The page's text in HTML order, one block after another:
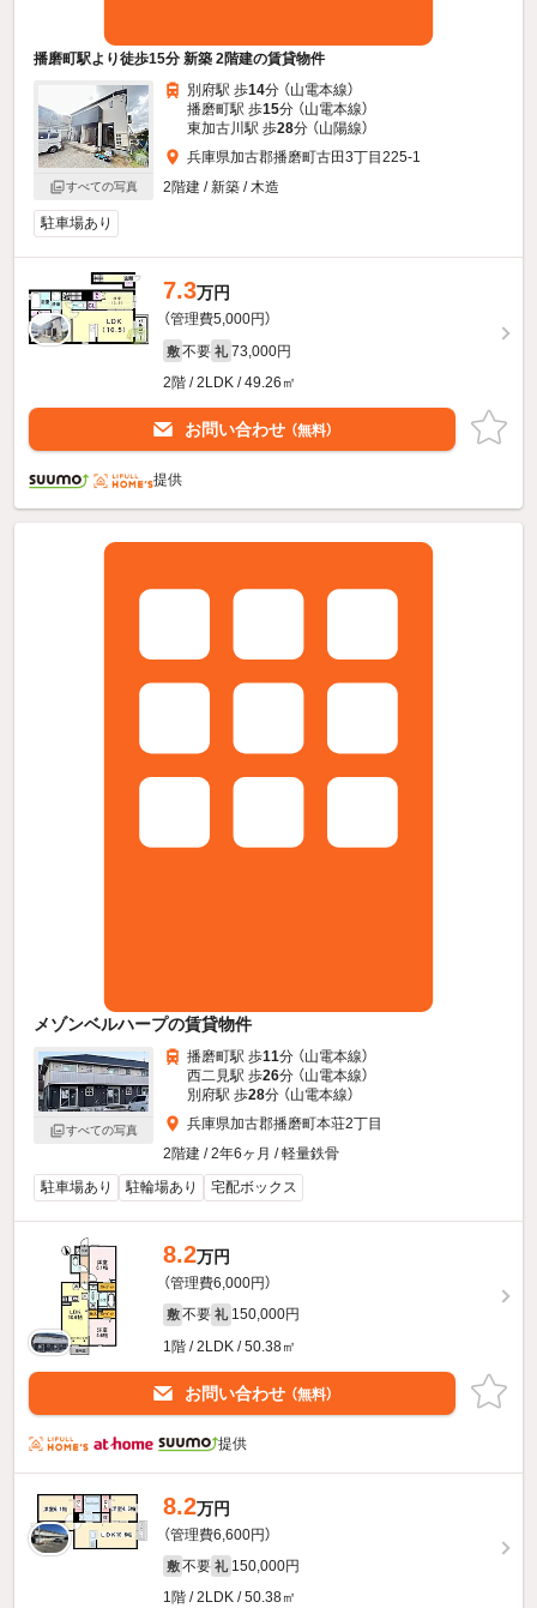
播磨町駅より徒歩15分 新築 2階建の賃貸物件
すべての写真
別府駅 歩14分 （山電本線）
播磨町駅 歩15分 （山電本線）
東加古川駅 歩28分 （山陽線）
兵庫県加古郡播磨町古田3丁目225-1
2階建 / 新築 / 木造
駐車場あり
7.3万円
（管理費5,000円）
敷 不要 礼 73,000円
2階 / 2LDK / 49.26㎡
お問い合わせ （無料）
提供
メゾンベルハープの賃貸物件
すべての写真
播磨町駅 歩11分 （山電本線）
西二見駅 歩26分 （山電本線）
別府駅 歩28分 （山電本線）
兵庫県加古郡播磨町本荘2丁目
2階建 / 2年6ヶ月 / 軽量鉄骨
駐車場あり
駐輪場あり 宅配ボックス
8.2万円
（管理費6,000円）
敷 不要 礼 150,000円
1階 / 2LDK / 50.38㎡
お問い合わせ （無料）
提供
8.2万円
（管理費6,600円）
敷 不要 礼 150,000円
1階 / 2LDK / 50.38㎡